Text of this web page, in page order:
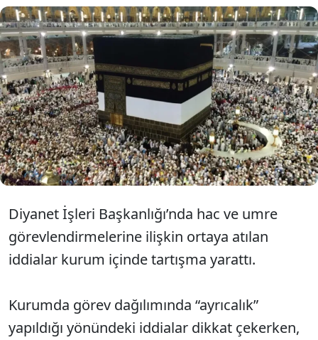
Diyanet İşleri Başkanlığı’nda hac
görevlendirmelerine ilişkin ortaya atılan iddialar
kurum içinde tartışma yarattı. Bazı personelin
yıllar içinde defalarca Suudi Arabistan’a
gönderildiği, aralarında yönetici yakınlarının da
bulunduğu bazı isimlerin kurasız şekilde hacca
götürüldüğü öne sürüldü.
Diyanet İşleri Başkanlığı’nda hac ve umre
görevlendirmelerine ilişkin ortaya atılan
iddialar kurum içinde tartışma yarattı.
Kurumda görev dağılımında “ayrıcalık”
yapıldığı yönündeki iddialar dikkat çekerken,